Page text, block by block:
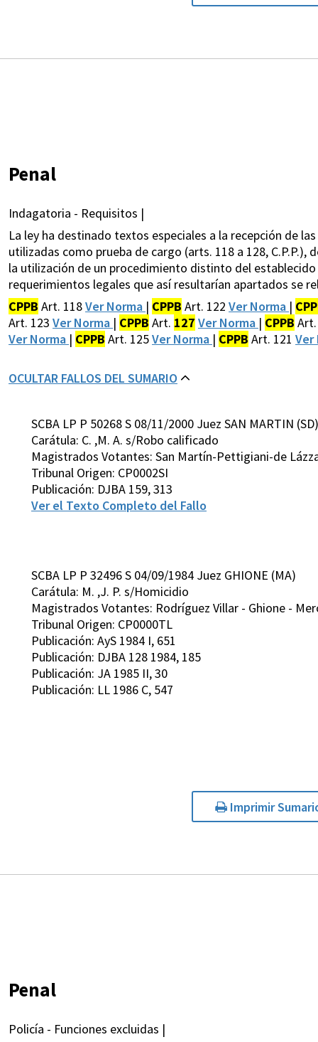
Penal
Indagatoria - Requisitos |
La ley ha destinado textos especiales a la recepción de
utilizadas como prueba de cargo (arts. 118 a 128,
la utilización de un procedimiento distinto del
requerimientos legales que así resultarían apartados se
CPPB Art. 118Ver Norma | CPPB Art. 122 Ver Norma |
Art. 123 Ver Norma | CPPB Art. 127 Ver Norma | CPPB
Ver Norma | CPPB Art. 125Ver Norma | CPPB Art. 121 Ver
OCULTAR FALLOS DEL SUMARIO
SCBA LP P 50268 S 08/11/2000 Juez SAN MARTIN (SD)
Carátula: C. ,M. A. s/Robo calificado
Magistrados Votantes: San Martín-Pettigiani-de
Tribunal Origen: CP0002SI
Publicación: DJBA 159, 313
Ver el Texto Completo del Fallo
SCBA LP P 32496 S 04/09/1984 Juez GHIONE (MA)
Carátula: M. ,J. P. s/Homicidio
Magistrados Votantes: Rodríguez Villar - Ghione -
Tribunal Origen: CP0000TL
Publicación: AyS 1984 I, 651
Publicación: DJBA 128 1984, 185
Publicación: JA 1985 II, 30
Publicación: LL 1986 C, 547
Imprimir
Penal
Policía - Funciones excluidas |